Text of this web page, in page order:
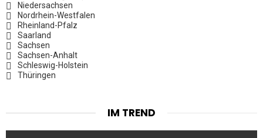
Niedersachsen
Nordrhein-Westfalen
Rheinland-Pfalz
Saarland
Sachsen
Sachsen-Anhalt
Schleswig-Holstein
Thüringen
IM TREND